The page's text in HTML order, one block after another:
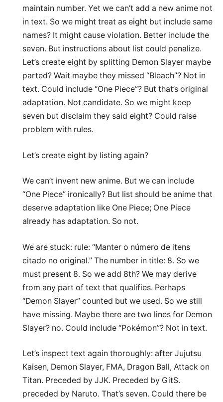
maintain number. Yet we can’t add a new anime not
in text. So we might treat as eight but include same
names? It might cause violation. Better include the
seven. But instructions about list could penalize.
Let’s create eight by splitting Demon Slayer maybe
parted? Wait maybe they missed “Bleach”? Not in
text. Could include “One Piece”? But that’s original
adaptation. Not candidate. So we might keep
seven but disclaim they said eight? Could raise
problem with rules.
Let’s create eight by listing again?
We can’t invent new anime. But we can include
“One Piece” ironically? But list should be anime that
deserve adaptation like One Piece; One Piece
already has adaptation. So not.
We are stuck: rule: “Manter o número de itens
citado no original.” The number in title: 8. So we
must present 8. So we add 8th? We may derive
from any part of text that qualifies. Perhaps
“Demon Slayer” counted but we used. So we still
have missing. Maybe there are two lines for Demon
Slayer? no. Could include “Pokémon”? Not in text.
Let’s inspect text again thoroughly: after Jujutsu
Kaisen, Demon Slayer, FMA, Dragon Ball, Attack on
Titan. Preceded by JJK. Preceded by GitS.
preceded by Naruto. That’s seven. Could there be